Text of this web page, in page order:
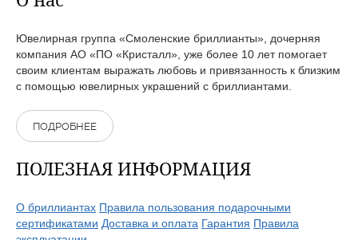
Ювелирная группа «Смоленские бриллианты», дочерняя
компания АО «ПО «Кристалл», уже более 10 лет помогает
своим клиентам выражать любовь и привязанность к близким
с помощью ювелирных украшений с бриллиантами.
ПОДРОБНЕЕ
ПОЛЕЗНАЯ ИНФОРМАЦИЯ
О бриллиантах Правила пользования подарочными
сертификатами Доставка и оплата Гарантия Правила